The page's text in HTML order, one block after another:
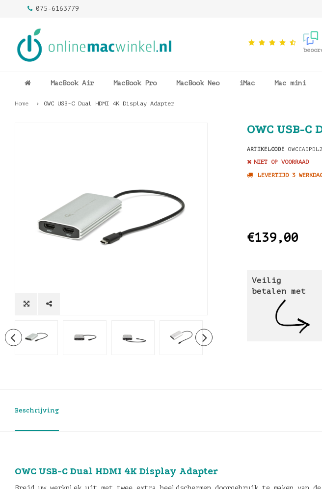
075-6163779
MacBook Air MacBook Pro MacBook Neo iMac Mac mini
Home OWC USB-C Dual HDMI 4K Display Adapter
OWC USB-
ARTIKELCODE
NIET OP VOORRAAD
LEVERTIJD 3
€139,00
Veilig
betalen met
Beschrijving
OWC USB-C Dual HDMI 4K Display Adapter